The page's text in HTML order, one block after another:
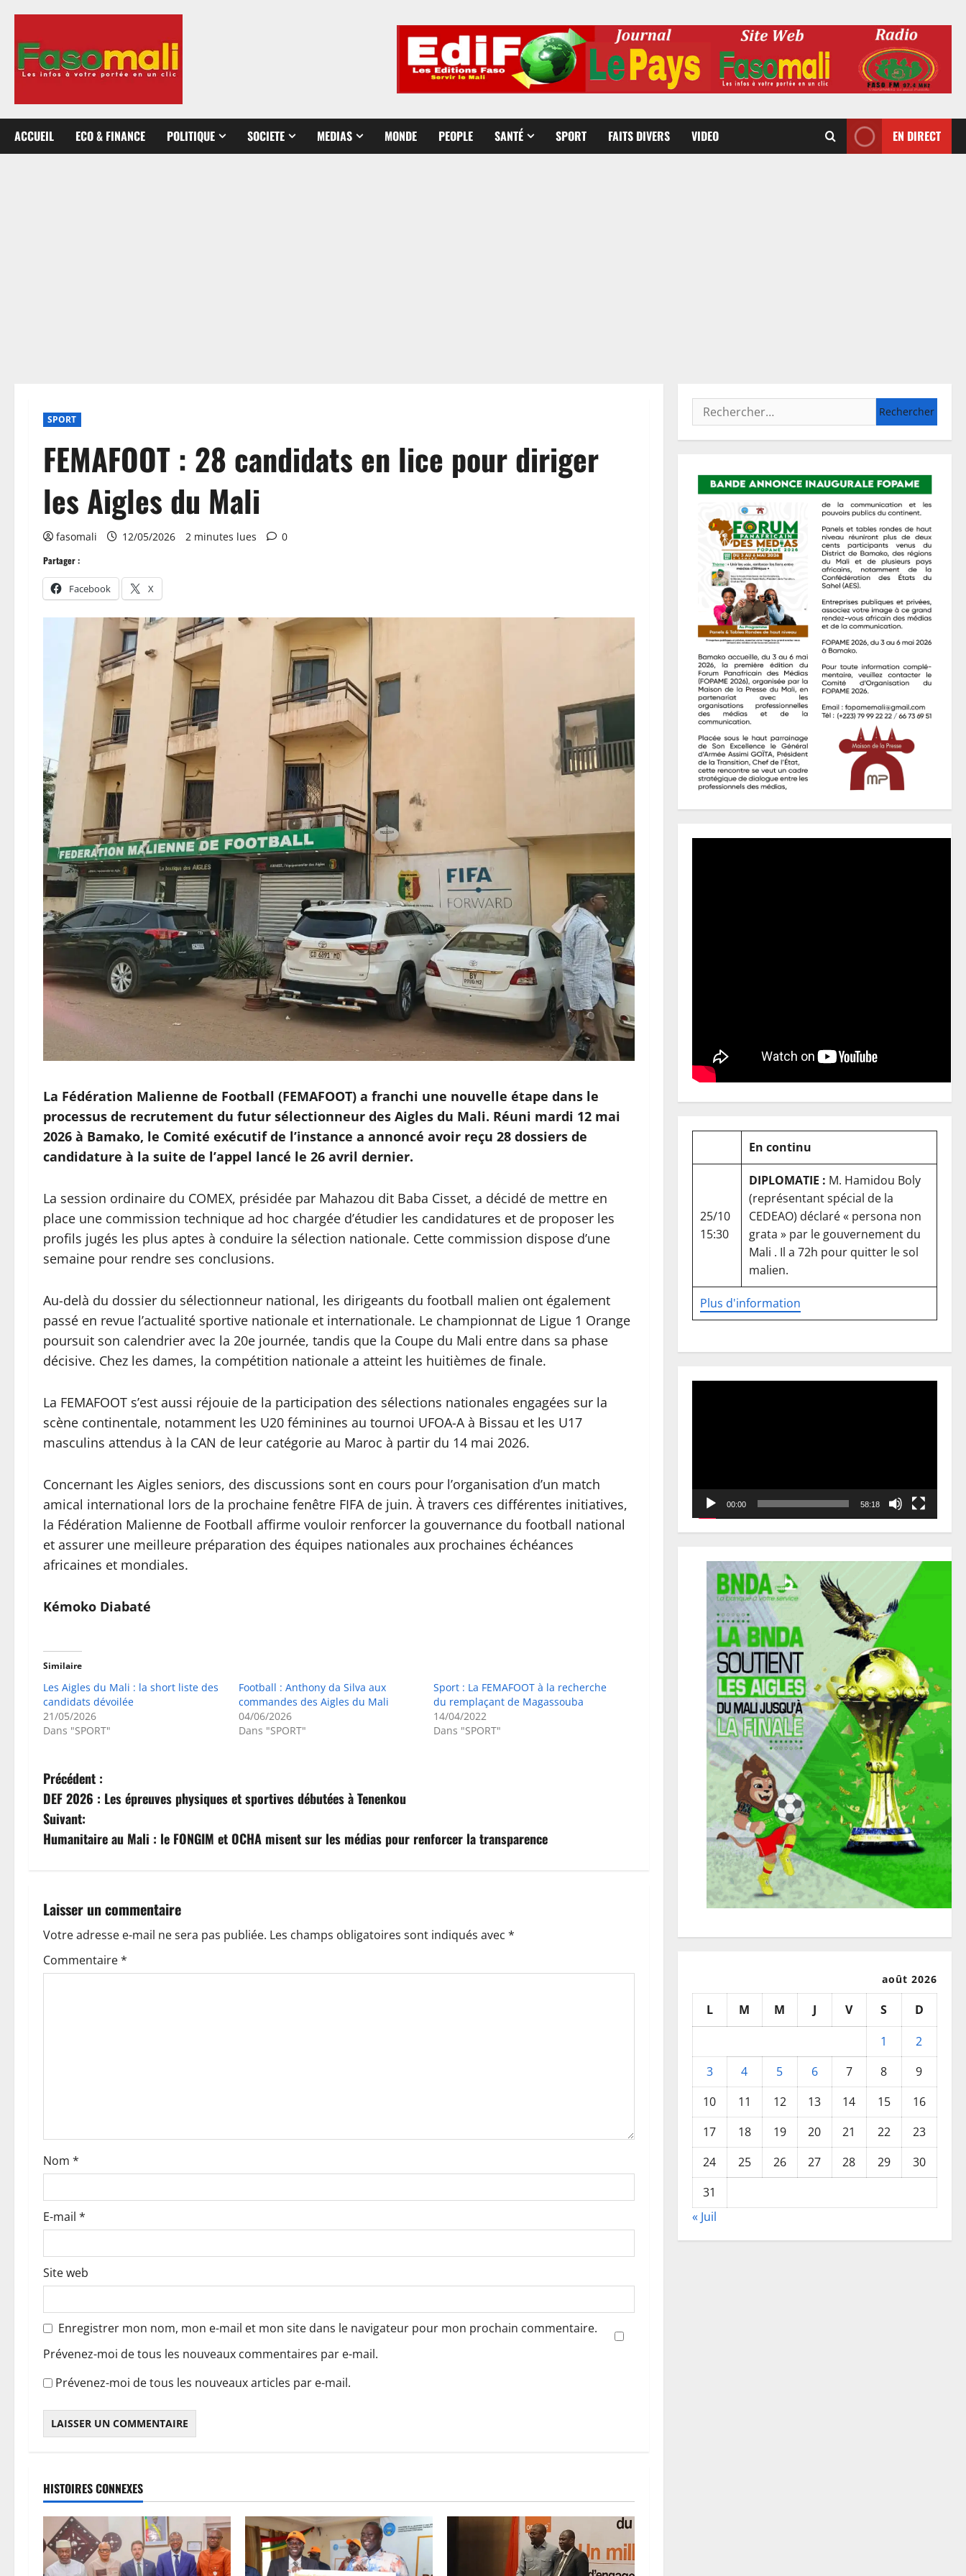
contenu
ACCUEIL ECO & FINANCE POLITIQUE SOCIETE MEDIAS MONDE PEOPLE SANTÉ SPORT FAITS DIVERS VIDEO EN DIRECT
SPORT
FEMAFOOT : 28 candidats en lice pour diriger
les Aigles du Mali
fasomali 12/05/2026 2 minutes lues 0
Partager :
Facebook X
La Fédération Malienne de Football (FEMAFOOT) a franchi une nouvelle étape dans le
processus de recrutement du futur sélectionneur des Aigles du Mali. Réuni mardi 12 mai
2026 à Bamako, le Comité exécutif de l’instance a annoncé avoir reçu 28 dossiers de
candidature à la suite de l’appel lancé le 26 avril dernier.
La session ordinaire du COMEX, présidée par Mahazou dit Baba Cisset, a décidé de mettre en
place une commission technique ad hoc chargée d’étudier les candidatures et de proposer les
profils jugés les plus aptes à conduire la sélection nationale. Cette commission dispose d’une
semaine pour rendre ses conclusions.
Au-delà du dossier du sélectionneur national, les dirigeants du football malien ont également
passé en revue l’actualité sportive nationale et internationale. Le championnat de Ligue 1 Orange
poursuit son calendrier avec la 20e journée, tandis que la Coupe du Mali entre dans sa phase
décisive. Chez les dames, la compétition nationale a atteint les huitièmes de finale.
La FEMAFOOT s’est aussi réjouie de la participation des sélections nationales engagées sur la
scène continentale, notamment les U20 féminines au tournoi UFOA-A à Bissau et les U17
masculins attendus à la CAN de leur catégorie au Maroc à partir du 14 mai 2026.
Concernant les Aigles seniors, des discussions sont en cours pour l’organisation d’un match
amical international lors de la prochaine fenêtre FIFA de juin. À travers ces différentes initiatives,
la Fédération Malienne de Football affirme vouloir renforcer la gouvernance du football national
et assurer une meilleure préparation des équipes nationales aux prochaines échéances
africaines et mondiales.
Kémoko Diabaté
Similaire
Les Aigles du Mali : la short liste des
candidats dévoilée
21/05/2026
Dans "SPORT"
Football : Anthony da Silva aux
commandes des Aigles du Mali
04/06/2026
Dans "SPORT"
Sport : La FEMAFOOT à la recherche
du remplaçant de Magassouba
14/04/2022
Dans "SPORT"
N
a
v
g
a
t
a
r
t
i
c
l
e
Précédent :
DEF 2026 : Les épreuves physiques et sportives débutées à Tenenkou
Suivant:
Humanitaire au Mali : le FONGIM et OCHA misent sur les médias pour renforcer la transparence
Laisser un commentaire
Votre adresse e-mail ne sera pas publiée. Les champs obligatoires sont indiqués avec *
Commentaire*
Nom *
E-mail *
Site web
Enregistrer mon nom, mon e-mail et mon site dans le navigateur pour mon prochain commentaire.
Prévenez-moi de tous les nouveaux commentaires par e-mail.
Prévenez-moi de tous les nouveaux articles par e-mail.
HISTOIRES CONNEXES
Rechercher :
En continu
Plus d'information
25/10
15:30
DIPLOMATIE : M. Hamidou Boly
(représentant spécial de la
CEDEAO) déclaré « persona non
grata » par le gouvernement du
Mali . Il a 72h pour quitter le sol
malien.
00:00 58:18
août 2026
L M M J V S
D
1
2
3
4 5 6 7 8
9
10
11 12 13 14 15
16
17
18 19 20 21 22
23
24
25 26 27 28 29
30
31
« Juil